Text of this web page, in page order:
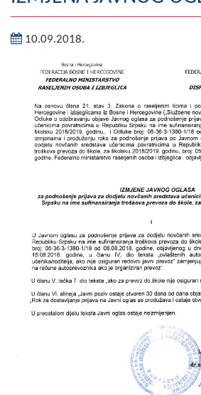
Geografija
Zanimljivosti
Fotogalerija
NAČELNIK
Zamjenik načelnika
Izvještaj o radu načelnika
SKUPŠTINA
Statut Opštine
Skupštinsko vijeće opštine
Sastav Skupštine
10.09.2018.